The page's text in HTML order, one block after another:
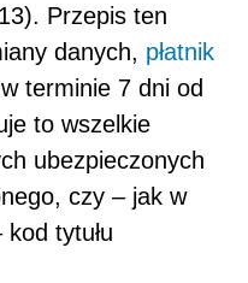
Przepis ten
danych, płatnik
terminie 7 dni od
to wszelkie
ubezpieczonych
czy – jak w
tytułu